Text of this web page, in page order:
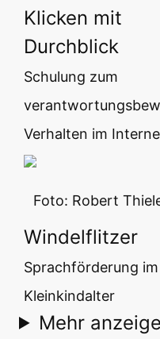
Klicken mit
Durchblick
Schulung zum
Verhalten im
Foto: Robert
Windelflitzer
Sprachförderung im
Kleinkindalter
Mehr